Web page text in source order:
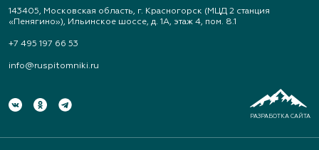
143405, Московская область, г. Красногорск (МЦД 2 станция
«Пенягино»), Ильинское шоссе, д. 1А, этаж 4, пом. 8.1
+7 495 197 66 53
info@ruspitomniki.ru
РАЗРАБОТКА САЙТА